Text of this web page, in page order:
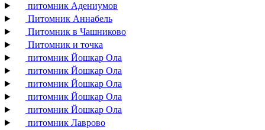
питомник Адениумов
Питомник Аннабель
Питомник в Чашниково
Питомник и точка
питомник Йошкар Ола
питомник Йошкар Ола
питомник Йошкар Ола
питомник Йошкар Ола
питомник Йошкар Ола
питомник Лаврово